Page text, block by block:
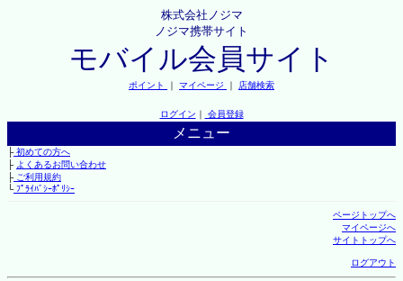
株式会社ノジマ
ノジマ携帯サイト
モバイル会員サイト
ポイント ｜ マイページ ｜ 店舗検索
ログイン ｜ 会員登録
メニュー
├初めての方へ
├ よくあるお問い合わせ
├ご利用規約
└ﾌﾟﾗｲﾊﾞｼｰﾎﾟﾘｼｰ
ページトップへ
マイページへ
サイトトップへ
ログアウト